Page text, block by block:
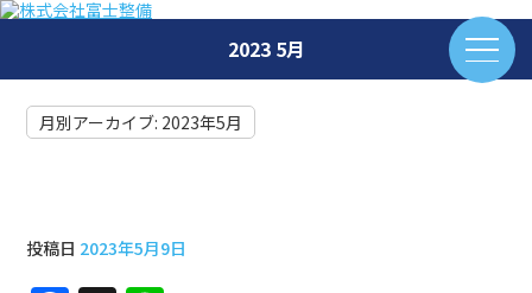
2023 5月
月別アーカイブ: 2023年5月
投稿日 2023年5月9日